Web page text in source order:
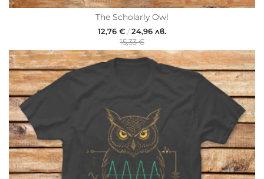
The Scholarly Owl
12,76 € /24,96 лв.
15,33 €